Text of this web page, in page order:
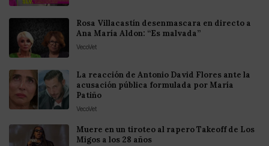
Rosa Villacastín desenmascara en directo a
Ana María Aldon: “Es malvada”
VecoVet
La reacción de Antonio David Flores ante la
acusación pública formulada por María
Patiño
VecoVet
Muere en un tiroteo al rapero Takeoff de Los
Migos a los 28 años